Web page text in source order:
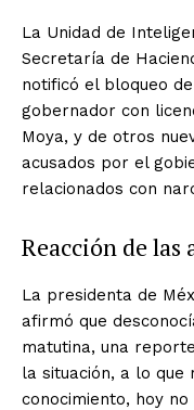
La Unidad de
Secretaría de
notificó el bloqueo
gobernador con
Moya, y de otros
acusados por el
relacionados con
Reacción de las
La presidenta de
afirmó que
matutina, una
la situación, a lo que
conocimiento, hoy